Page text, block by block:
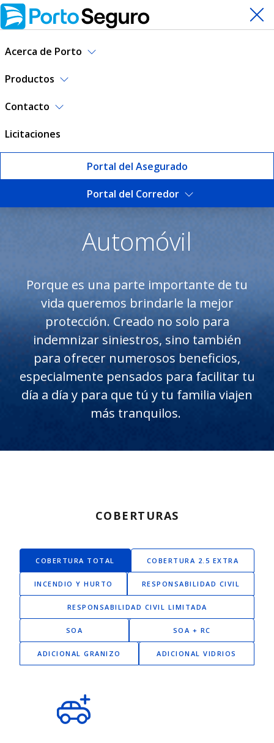
Acerca de Porto
Productos
Contacto
Licitaciones
Portal del Asegurado
Portal del Corredor
Seguro de Automóvil |
Automóvil
Porque es una parte importante de tu
vida queremos brindarle la mejor
protección. Creado no solo para
indemnizar siniestros, sino también
para ofrecer numerosos beneficios,
especialmente pensados para facilitar tu
día a día y para que tú y tu familia viajen
más tranquilos.
COBERTURAS
COBERTURA TOTAL COBERTURA 2.5 EXTRA
INCENDIO Y HURTO RESPONSABILIDAD CIVIL
RESPONSABILIDAD CIVIL LIMITADA
SOA SOA + RC
ADICIONAL GRANIZO ADICIONAL VIDRIOS